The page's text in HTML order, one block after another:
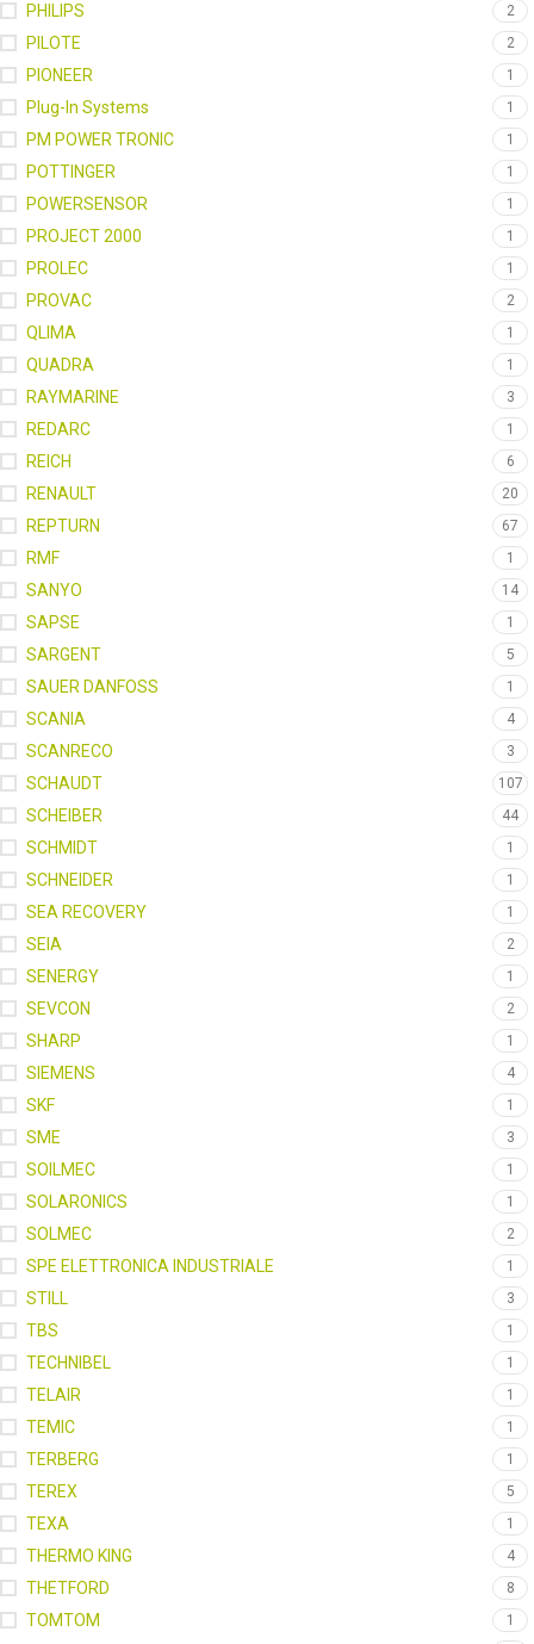
PHILIPS 2
PILOTE 2
PIONEER 1
Plug-In Systems 1
PM POWER TRONIC 1
POTTINGER 1
POWERSENSOR 1
PROJECT 2000 1
PROLEC 1
PROVAC 2
QLIMA 1
QUADRA 1
RAYMARINE 3
REDARC 1
REICH 6
RENAULT 20
REPTURN 67
RMF 1
SANYO 14
SAPSE 1
SARGENT 5
SAUER DANFOSS 1
SCANIA 4
SCANRECO 3
SCHAUDT 107
SCHEIBER 44
SCHMIDT 1
SCHNEIDER 1
SEA RECOVERY 1
SEIA 2
SENERGY 1
SEVCON 2
SHARP 1
SIEMENS 4
SKF 1
SME 3
SOILMEC 1
SOLARONICS 1
SOLMEC 2
SPE ELETTRONICA INDUSTRIALE 1
STILL 3
TBS 1
TECHNIBEL 1
TELAIR 1
TEMIC 1
TERBERG 1
TEREX 5
TEXA 1
THERMO KING 4
THETFORD 8
TOMTOM 1